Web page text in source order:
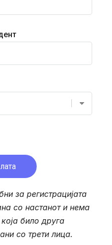
за регистрацијата
со настанот и нема
било друга
со трети лица.